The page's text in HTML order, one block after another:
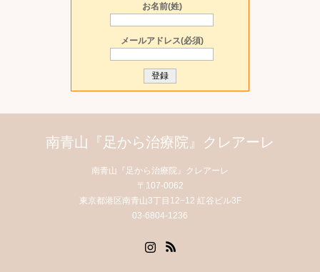
お名前(姓)
メールアドレス(必須)
南青山『足から治療院』クレアーレ
南青山『足から治療院』クレアーレ
〒107-0062
東京都港区南青山3丁目12−12 紅谷ビル3F
03-6804-1236